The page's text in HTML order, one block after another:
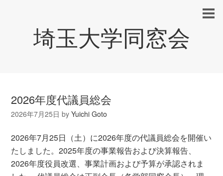
埼玉大学同窓会
2026年度代議員総会
2026年7月25日 byYuichi Goto
2026年7月25日（土）に2026年度の代議員総会を開催い
たしました。2025年度の事業報告および決算報告、
2026年度役員改選、事業計画および予算が承認されま